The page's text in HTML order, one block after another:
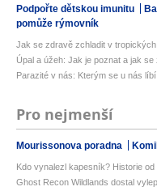
Podpořte dětskou imunitu
pomůže rýmovník
Jak se zdravě zchladit v
Úpal a úžeh: Jak je poznat a jak
Parazité v nás: Kterým se u nás
Pro nejmenší
Mourissonova poradna
Kdo vynalezl kapesník? Historie
Ghost Recon Wildlands dostal